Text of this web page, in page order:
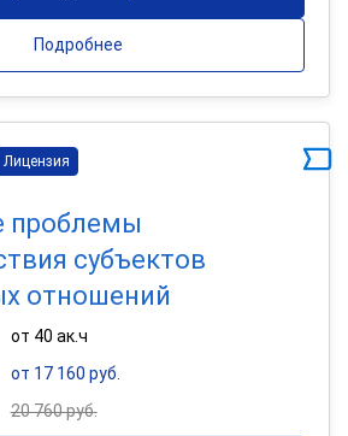
Подробнее
Лицензия
проблемы
субъектов
отношений
от 40 ак.ч
от 17 160 руб.
20 760 руб.